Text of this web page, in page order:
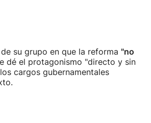
su grupo en que la reforma "no
dé el protagonismo "directo y sin
cargos gubernamentales